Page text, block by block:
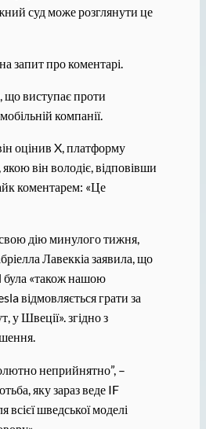
суд може розглянути це
запит про коментарі.
виступає проти
компанії.
оцінив X, платформу
він володіє, відповівши
коментарем: «Це
дію минулого тижня,
Лавеккіа заявила, що
«також нашою
відмовляється грати за
у Швеції». згідно з
неприйнятно”, –
яку зараз веде IF
шведської моделі